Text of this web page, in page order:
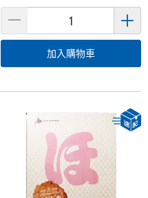
加入購物車